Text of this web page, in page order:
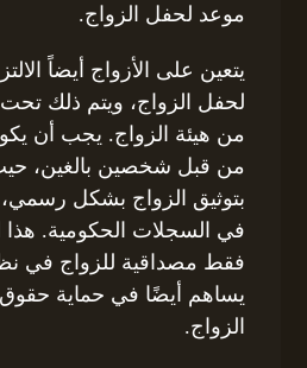
موعد لحفل الزواج.
يتعين على الأزواج أيضاً
لحفل الزواج، ويتم ذلك
من هيئة الزواج. يجب أن
من قبل شخصين بالغين،
بتوثيق الزواج بشكل
في السجلات الحكومية. هذا
فقط مصداقية للزواج في
يساهم أيضًا في حماية حقوق
الزواج.